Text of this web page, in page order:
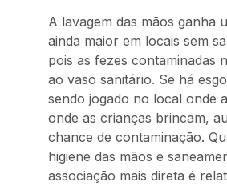
A lavagem das mãos ganha
ainda maior em locais sem
pois as fezes contaminadas
ao vaso sanitário. Se há
sendo jogado no local onde
onde as crianças brincam,
chance de contaminação.
higiene das mãos e
associação mais direta é